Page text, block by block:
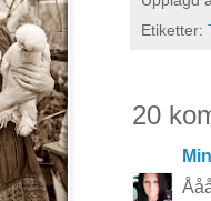
Etiketter:
20